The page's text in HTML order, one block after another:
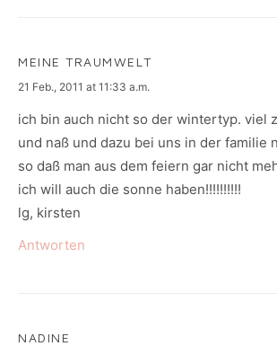
MEINE TRAUMWELT
says:
21 Feb., 2011 at 11:33 a.m.
ich bin auch nicht so der wintertyp. viel
und naß und dazu bei uns in der familie
so daß man aus dem feiern gar nicht
ich will auch die sonne haben!!!!!!!!!!
lg, kirsten
Antworten
NADINE